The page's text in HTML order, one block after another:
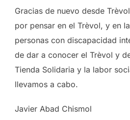
Gracias de nuevo desde
por pensar en el Trèvol, y en
personas con discapacidad
de dar a conocer el Trèvol y
Tienda Solidaria y la labor
llevamos a cabo.
Javier Abad Chismol